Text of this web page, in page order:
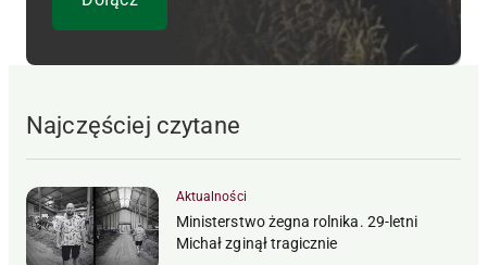
Najczęściej czytane
Aktualności
Ministerstwo żegna rolnika. 29-letni
Michał zginął tragicznie